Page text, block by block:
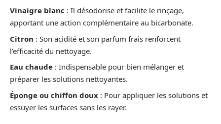
Vinaigre blanc : Il désodorise et facilite le rinçage,
apportant une action complémentaire au bicarbonate.
Citron : Son acidité et son parfum frais renforcent
l’efficacité du nettoyage.
Eau chaude : Indispensable pour bien mélanger et
préparer les solutions nettoyantes.
Éponge ou chiffon doux : Pour appliquer les solutions et
essuyer les surfaces sans les rayer.